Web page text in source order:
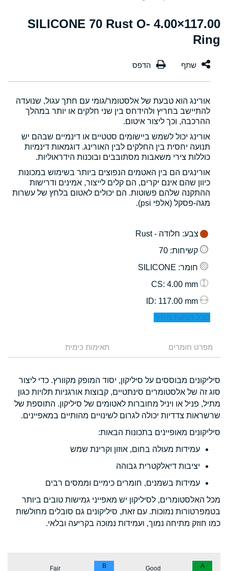
117.00×4.00 SILICONE 70 Rust O-
Ring
אורינג הוא טבעת של אלסטומר/גומי עם חתך עגול, שנועדה
להתיישב בחריץ ולהידחס בין שני חלקים או יותר במהלך
ההרכבה, וכך ליצור איטום.
אורינג יכול לשמש ביישומים סטטיים או דינמיים שבהם יש
תנועה יחסית בין החלקים לבין האורינג. דוגמאות דינמיות
כוללות צירי משאבות מסתובבים ובוכנות הידראוליות.
אורינגים הם בין האטמים הנפוצים ביותר בשימוש במכונות
כיוון שהם אינם יקרים, הם קלים לייצור, אמינים ודרישות
ההתקנה שלהם פשוטות. הם יכולים לאטום בלחץ של עשרות
מגה-פסקל (אלפי psi).
צבע: חלודה - Rust
קשיחות: 70
חומר: SILICONE
: 4.00 mm
: 117.00 mm
קבל הצעת מחיר
מפרט חומרים תאימות כימית
סיליקונים מבוססים על סיליקון, יסוד המופק מקוורץ. כדי ליצור
סוג זה של אלסטומרים סינתטיים, קבוצות אורגניות תלויות כגון
מתיל, פניל או ויניל מחוברות לאטומים של סיליקון. התוספת של
שרשראות צדדיות יכולה לגרום לשינויים מהותיים במאפיינים.
סיליקונים מאופיינים בתכונות הבאות:
עמידות מעולה בחום, אוזון וקרינת שמש
יציבות דיאלקטרית גבוהה
עמידות בשמנים, חומרים כימיים וממסים רבים
מכל האלסטומרים, לסיליקון יש מאפייני גמישות טובים ביותר
בטמפרטורות נמוכות. עם זאת, סיליקונים גם סובלים מחולשות
כמו חוזק מתיחה נמוך, ועמידות נמוכה בקריעה ובלאי.
A
Good
B
Fair